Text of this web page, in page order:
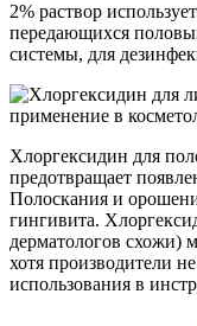
2% раствор
передающихся
системы, для
Хлоргексидин для
предотвращает
Полоскания и
гингивита.
дерматологов схожи)
хотя производители
использования в